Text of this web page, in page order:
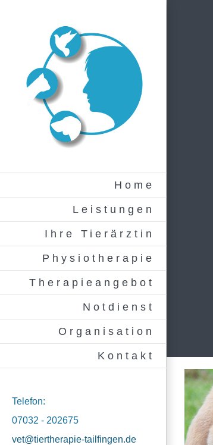
Home
Leistungen
Ihre Tierärztin
Physiotherapie
Therapieangebot
Notdienst
Organisation
Kontakt
Telefon:
07032 - 202675
vet@tiertherapie-tailfingen.de